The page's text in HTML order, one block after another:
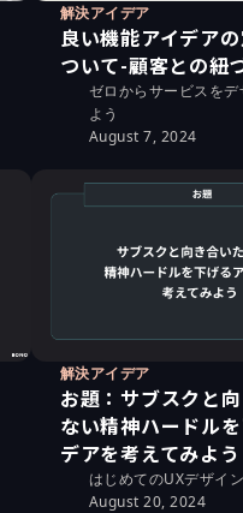
解決アイデア
良い機能アイデア
ついて-顧客との紐
ゼロからサービスをデ
よう
August 7, 2024
解決アイデア
お題：サブスクと
ない精神ハードル
デアを考えてみよう
はじめてのUXデザイン
August 20, 2024